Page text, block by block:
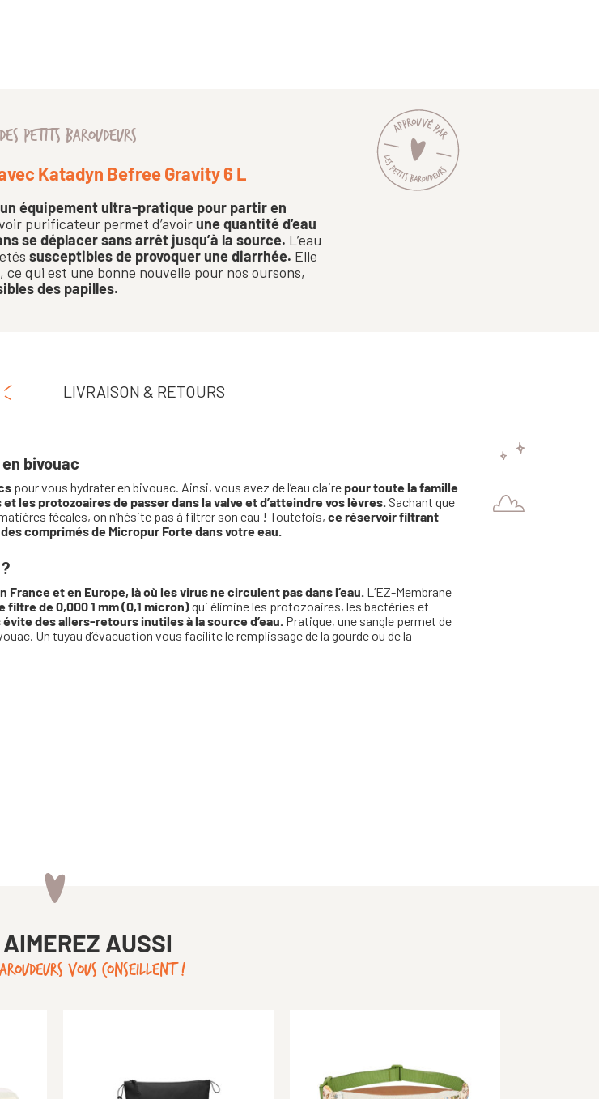
PETITS BAROUDEURS
Katadyn Befree Gravity 6 L
un équipement ultra-pratique pour partir en
purificateur permet d’avoirune quantité d’eau
se déplacer sans arrêt jusqu’à la source. L’eau
susceptibles de provoquer une diarrhée. Elle
qui est une bonne nouvelle pour nos oursons,
des papilles.
LIVRAISON & RETOURS
bivouac
pour vous hydrater en bivouac. Ainsi, vous avez de l’eau claire pour toute la famille
les protozoaires de passer dans la valve et d’atteindre vos lèvres. Sachant que
fécales, on n’hésite pas à filtrer son eau ! Toutefois, ce réservoir filtrant
comprimés de Micropur Forte dans votre eau.
et en Europe, là où les virus ne circulent pas dans l’eau. L’EZ-Membrane
filtre de 0,000 1 mm (0,1 micron)qui élimine les protozoaires, les bactéries et
des allers-retours inutiles à la source d’eau. Pratique, une sangle permet de
Un tuyau d’évacuation vous facilite le remplissage de la gourde ou de la
AUSSI
VOUS CONSEILLENT !